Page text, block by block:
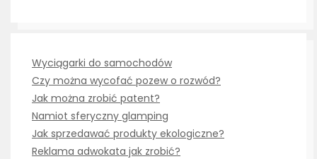
Wyciągarki do samochodów
Czy można wycofać pozew o rozwód?
Jak można zrobić patent?
Namiot sferyczny glamping
Jak sprzedawać produkty ekologiczne?
Reklama adwokata jak zrobić?